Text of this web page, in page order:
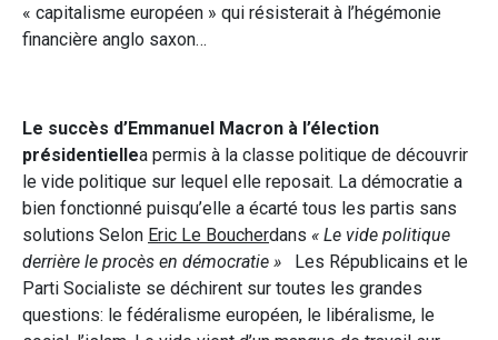
« capitalisme européen » qui résisterait à l’hégémonie
financière anglo saxon…
Le succès d’Emmanuel Macron à l’élection
présidentiellea permis à la classe politique de découvrir
le vide politique sur lequel elle reposait. La démocratie a
bien fonctionné puisqu’elle a écarté tous les partis sans
solutions Selon Eric Le Boucherdans « Le vide politique
derrière le procès en démocratie » Les Républicains et le
Parti Socialiste se déchirent sur toutes les grandes
questions: le fédéralisme européen, le libéralisme, le